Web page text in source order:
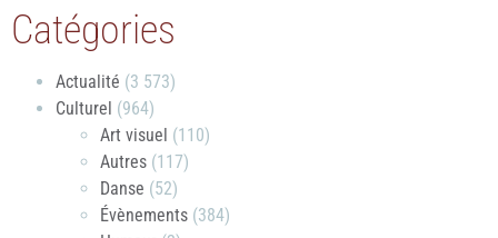
Catégories
Actualité (3 573)
Culturel (964)
Art visuel (110)
Autres (117)
Danse (52)
Évènements (384)